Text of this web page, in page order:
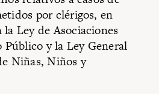
por clérigos, en
Ley de Asociaciones
Público y la Ley General
Niñas, Niños y